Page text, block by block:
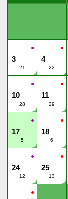
●
3
21
●
4
22
●
10
28
●
11
29
●
17
5
●
18
6
●
24
12
●
25
13
●